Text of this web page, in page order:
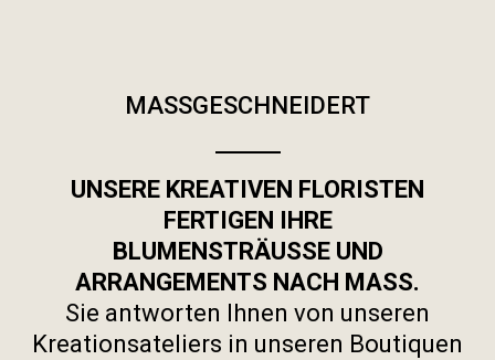
MASSGESCHNEIDERT
UNSERE KREATIVEN FLORISTEN
FERTIGEN IHRE
BLUMENSTRÄUSSE UND
ARRANGEMENTS NACH MASS.
Sie antworten Ihnen von unseren
Kreationsateliers in unseren Boutiquen